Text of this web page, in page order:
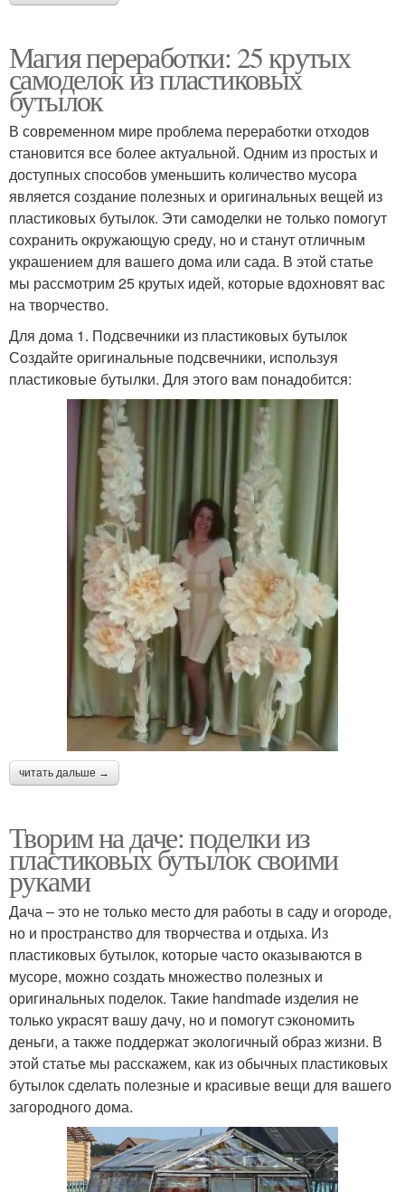
Магия переработки: 25 крутых
самоделок из пластиковых
бутылок
В современном мире проблема переработки отходов
становится все более актуальной. Одним из простых и
доступных способов уменьшить количество мусора
является создание полезных и оригинальных вещей из
пластиковых бутылок. Эти самоделки не только помогут
сохранить окружающую среду, но и станут отличным
украшением для вашего дома или сада. В этой статье
мы рассмотрим 25 крутых идей, которые вдохновят вас
на творчество.
Для дома 1. Подсвечники из пластиковых бутылок
Создайте оригинальные подсвечники, используя
пластиковые бутылки. Для этого вам понадобится:
читать дальше →
Творим на даче: поделки из
пластиковых бутылок своими
руками
Дача – это не только место для работы в саду и огороде,
но и пространство для творчества и отдыха. Из
пластиковых бутылок, которые часто оказываются в
мусоре, можно создать множество полезных и
оригинальных поделок. Такие handmade изделия не
только украсят вашу дачу, но и помогут сэкономить
деньги, а также поддержат экологичный образ жизни. В
этой статье мы расскажем, как из обычных пластиковых
бутылок сделать полезные и красивые вещи для вашего
загородного дома.